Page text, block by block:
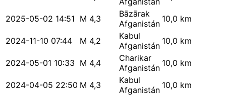
2025-05-02 14:51 M 4,3
Bāzārak
Afganistán 10,0 km
2024-11-10 07:44 M 4,2
Kabul
Afganistán 10,0 km
2024-05-01 10:33 M 4,4
Charikar
Afganistán 10,0 km
2024-04-05 22:50 M 4,3
Kabul
Afganistán 10,0 km